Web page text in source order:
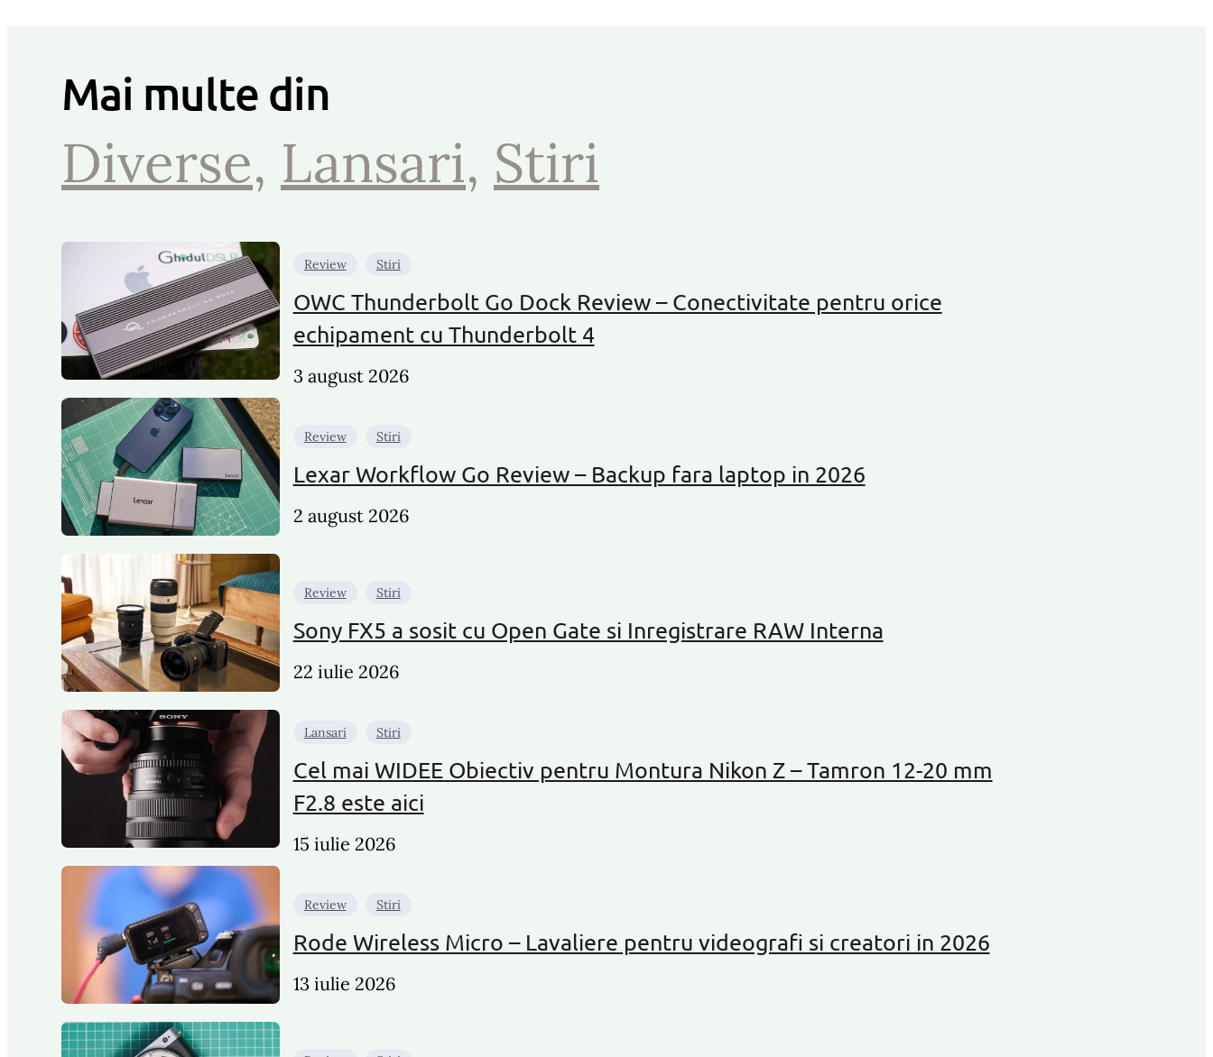
Mai multe din
Diverse, Lansari, Stiri
Review Stiri
OWC Thunderbolt Go Dock Review – Conectivitate pentru orice
echipament cu Thunderbolt 4
3 august 2026
Review Stiri
Lexar Workflow Go Review – Backup fara laptop in 2026
2 august 2026
Review Stiri
Sony FX5 a sosit cu Open Gate si Inregistrare RAW Interna
22 iulie 2026
Lansari Stiri
Cel mai WIDEE Obiectiv pentru Montura Nikon Z – Tamron 12-20 mm
F2.8 este aici
15 iulie 2026
Review Stiri
Rode Wireless Micro – Lavaliere pentru videografi si creatori in 2026
13 iulie 2026